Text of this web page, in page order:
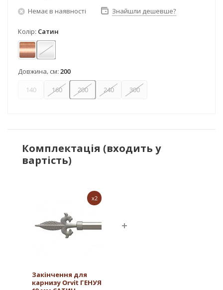
Немає в наявності Знайшли дешевше?
Колір: Сатин
Мідь
Довжина, см:200
140 160 200 240 300
Комплектація (входить у
вартість)
x2
Закінчення для
карнизу Orvit ГЕНУЯ